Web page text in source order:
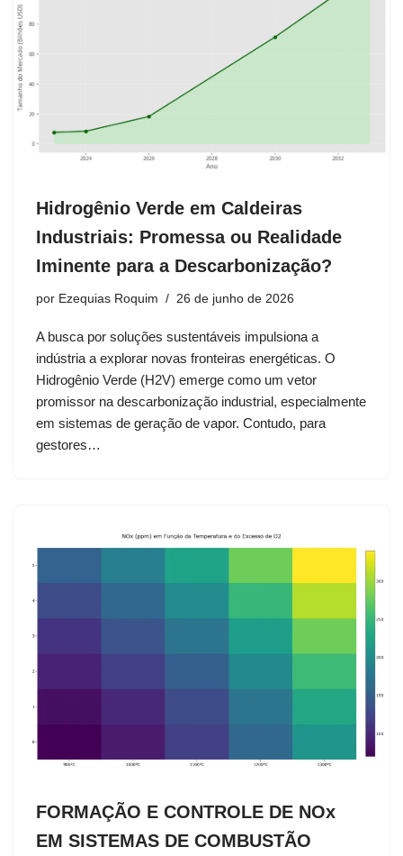
Hidrogênio Verde em Caldeiras
Industriais: Promessa ou Realidade
Iminente para a Descarbonização?
por Ezequias Roquim 26 de junho de 2026
A busca por soluções sustentáveis impulsiona a
indústria a explorar novas fronteiras energéticas. O
Hidrogênio Verde (H2V) emerge como um vetor
promissor na descarbonização industrial, especialmente
em sistemas de geração de vapor. Contudo, para
gestores…
FORMAÇÃO E CONTROLE DE NOx
EM SISTEMAS DE COMBUSTÃO